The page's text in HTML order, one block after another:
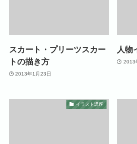
スカート・プリーツスカー
トの描き方
2013年1月23日
人物
2013
イラスト講座